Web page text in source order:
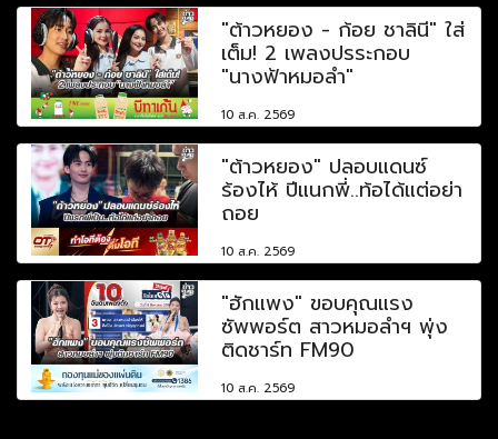
"ต้าวหยอง - ก้อย ชาลินี" ใส่
เต็ม! 2 เพลงปรระกอบ
"นางฟ้าหมอลำ"
10 ส.ค. 2569
"ต้าวหยอง" ปลอบแดนซ์
ร้องไห้ ปีแนกพี่..ท้อได้แต่อย่า
ถอย
10 ส.ค. 2569
"ฮักแพง" ขอบคุณแรง
ซัพพอร์ต สาวหมอลำฯ พุ่ง
ติดชาร์ท FM90
10 ส.ค. 2569